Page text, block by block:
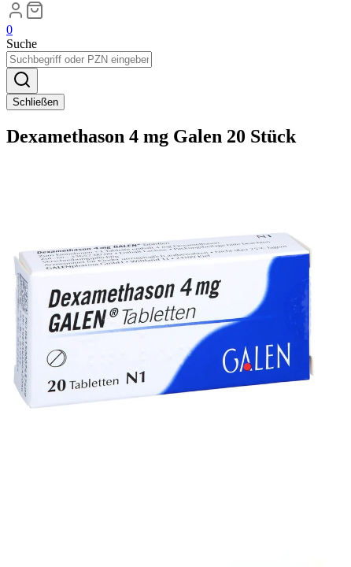
0
Suche
Schließen
Dexamethason 4 mg Galen 20 Stück